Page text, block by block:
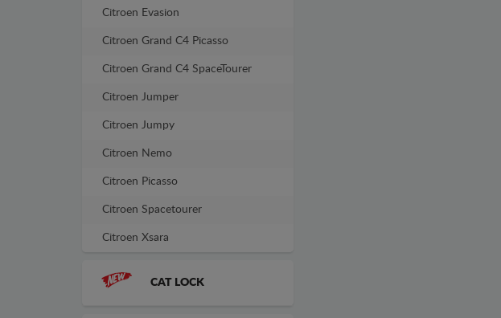
Citroen Evasion
Citroen Grand C4 Picasso
Citroen Grand C4 SpaceTourer
Citroen Jumper
Citroen Jumpy
Citroen Nemo
Citroen Picasso
Citroen Spacetourer
Citroen Xsara
CAT LOCK